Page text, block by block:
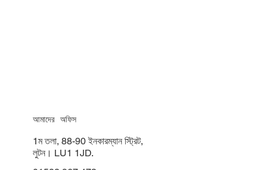
আমাদের অফিস
1ম তলা, 88-90 ইনকারম্যান স্ট্রিট,
লুটন। LU1 1JD.